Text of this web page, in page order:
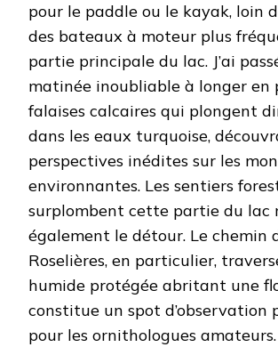
pour le paddle ou le kayak, loin
des bateaux à moteur plus
partie principale du lac. J’ai
matinée inoubliable à longer en
falaises calcaires qui plongent
dans les eaux turquoise,
perspectives inédites sur les
environnantes. Les sentiers
surplombent cette partie du lac
également le détour. Le chemin
Roselières, en particulier,
humide protégée abritant une
constitue un spot d’observation
pour les ornithologues amateurs.